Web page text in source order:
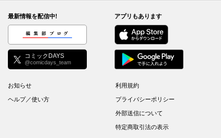
最新情報を配信中!
編集部ブログ
コミックDAYS
@comicdays_team
アプリもあります
お知らせ
ヘルプ／使い方
利用規約
プライバシーポリシー
外部送信について
特定商取引法の表示